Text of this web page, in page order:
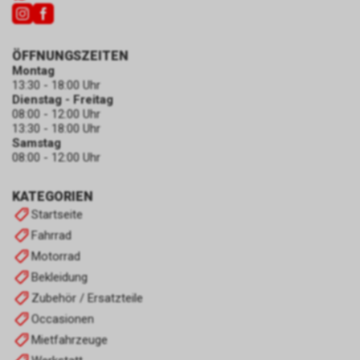
KATEGORIEN
Startseite
Fahrrad
Motorrad
Bekleidung
Zubehör / Ersatzteile
Occasionen
Mietfahrzeuge
ÖFFNUNGSZEITEN
Montag
13:30 - 18:00 Uhr
Dienstag - Freitag
08:00 - 12:00 Uhr
13:30 - 18:00 Uhr
Samstag
08:00 - 12:00 Uhr